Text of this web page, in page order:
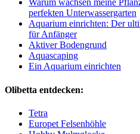
Warum wachsen meine
perfekten Unterwassergarten
Aquarium einrichten: Der
für Anfänger
Aktiver Bodengrund
Aquascaping
Ein Aquarium einrichten
Olibetta entdecken:
Tetra
Europet Felsenhöhle